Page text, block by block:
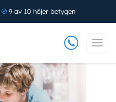
9 av 10 höjer betygen